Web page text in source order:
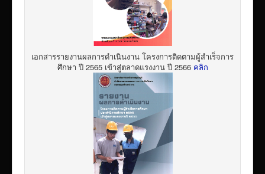
เอกสารรายงานผลการดำเนินงาน โครงการติดตามผู้สำเร็จการ
ศึกษา ปี 2565 เข้าสู่ตลาดแรงงาน ปี 2566 คลิก